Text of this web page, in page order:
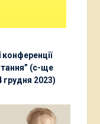
конференції
(с-ще
грудня 2023)